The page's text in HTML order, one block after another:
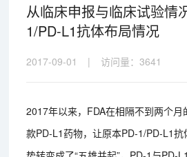
从临床申报与临床试验情
1/PD-L1抗体布局情况
2017-09-01 | 访问量：3641
2017年以来，FDA在相隔不到两个
款PD-L1药物，让原本PD-1/PD-L1抗